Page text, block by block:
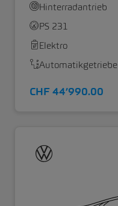
Hinterradantrieb
PS 231
Elektro
Automatikgetriebe
CHF 44’990.00